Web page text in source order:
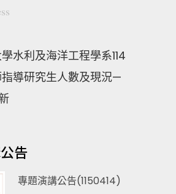
水利及海洋工程學系114
導研究生人數及現況—
告
專題演講公告(1150414)